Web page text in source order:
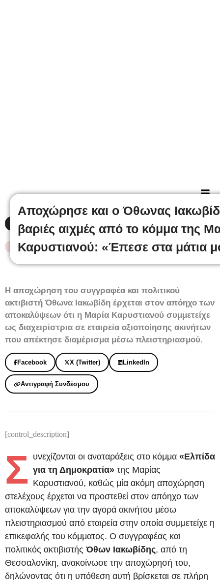
Δευτέρα 6 Ιουλίου, 2026
#ΚΟΙΝΩΝΙΑ , #ΠΟΛΙΤΙΚΗ , ΝΕΟ
Aποχώρησε και ο Όθωνας
βαριές αιχμές από το κόμμα της
Καρυστιανού: «Έπεσε στα μάτια
Η αποχώρηση του συγγραφέα και πολιτικού
ακτιβιστή Όθωνα Ιακωβίδη έρχεται στον απόηχο των
αποκαλύψεων ότι η Μαρία Καρυστιανού συμμετείχε
ως διαχειρίστρια σε εταιρεία αξιοποίησης ακινήτων
που απέκτησε διαμέρισμα μέσω πλειστηριασμού.
Facebook X (Twitter) LinkedIn
Αντιγραφή Συνδέσμου
[control_description]
Σ υνεχίζονται οι αναταράξεις στο κόμμα «Ελπίδα
για τη Δημοκρατία» της Μαρίας
Καρυστιανού, καθώς μία ακόμη αποχώρηση
στελέχους έρχεται να προστεθεί στον απόηχο των
αποκαλύψεων για την αγορά ακινήτου μέσω
πλειστηριασμού από εταιρεία στην οποία συμμετείχε η
επικεφαλής του κόμματος. Ο συγγραφέας και
πολιτικός ακτιβιστήςΌθων Ιακωβίδης, από τη
Θεσσαλονίκη, ανακοίνωσε την αποχώρησή του,
δηλώνοντας ότι η υπόθεση αυτή βρίσκεται σε πλήρη